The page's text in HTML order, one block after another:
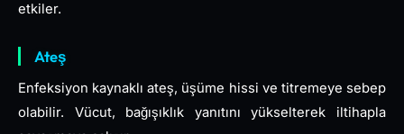
etkiler.
Ateş
Enfeksiyon kaynaklı ateş, üşüme hissi ve titremeye sebep
olabilir. Vücut, bağışıklık yanıtını yükselterek iltihapla